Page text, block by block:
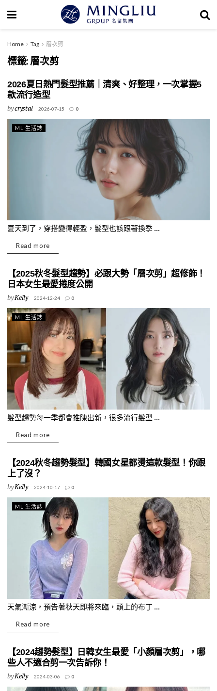
Home Tag 層次剪
標籤: 層次剪
2026夏日熱門髮型推薦｜清爽、好整理，一次掌握5
款流行造型
bycrystal 2026-07-15 0
ML 生活誌
夏天到了，穿搭變得輕盈，髮型也該跟著換季 ...
Read more
【2025秋冬髮型趨勢】必跟大勢「層次剪」超修飾！
日本女生最愛捲度公開
byKelly 2024-12-24 0
ML 生活誌
髮型趨勢每一季都會推陳出新，很多流行髮型 ...
Read more
【2024秋冬趨勢髮型】韓國女星都燙這款髮型！你跟
上了沒？
byKelly 2024-10-17 0
ML 生活誌
天氣漸涼，預告著秋天即將來臨，頭上的布丁 ...
Read more
【2024趨勢髮型】日韓女生最愛「小顏層次剪」，哪
些人不適合剪一次告訴你！
byKelly 2024-03-06 0